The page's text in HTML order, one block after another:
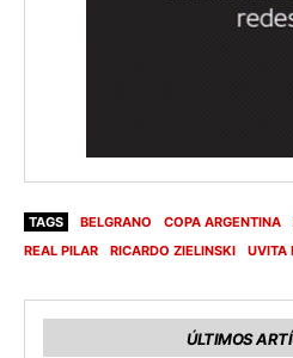
TAGS BELGRANO COPA ARGENTINA
REAL PILAR
RICARDO ZIELINSKI UVITA
ÚLTIMOS